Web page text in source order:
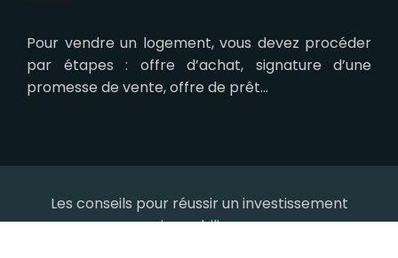
Pour vendre un logement, vous devez procéder
par étapes : offre d’achat, signature d’une
promesse de vente, offre de prêt…
Les conseils pour réussir un investissement
immobilier.